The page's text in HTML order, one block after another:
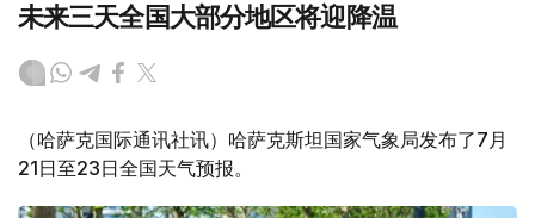
未来三天全国大部分地区将迎降温
（哈萨克国际通讯社讯）哈萨克斯坦国家气象局发布了7月
21日至23日全国天气预报。